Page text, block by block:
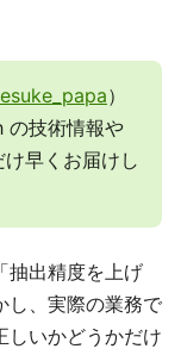
）
の技術情報や
早くお届けし
抽出精度を上げ
し、実際の業務で
しいかどうかだけ